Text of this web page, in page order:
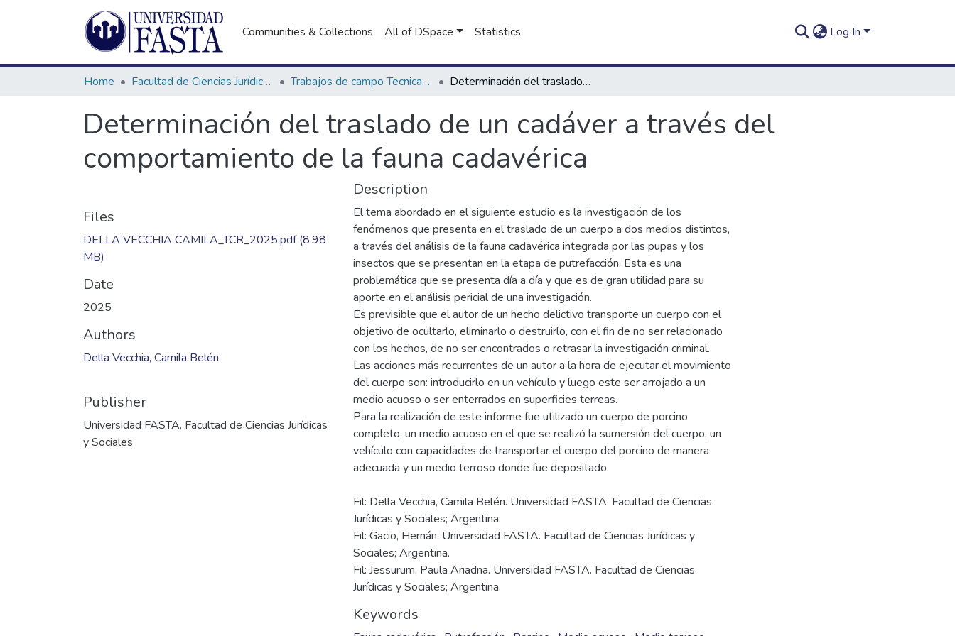
Communities & Collections All of DSpace Statistics Log In
Home Facultad de Ciencias Jurídicas y Sociales Trabajos de campo Tecnicatura en Criminalística Determinación del traslado de un cadáver a través del comportamiento de la fauna cadavérica
Determinación del traslado de un cadáver a través del
comportamiento de la fauna cadavérica
Files
DELLA VECCHIA CAMILA_TCR_2025.pdf(8.98
MB)
Date
2025
Authors
Della Vecchia, Camila Belén
Publisher
Universidad FASTA. Facultad de Ciencias Jurídicas
y Sociales
Description
El tema abordado en el siguiente estudio es la investigación de los
fenómenos que presenta en el traslado de un cuerpo a dos medios distintos,
a través del análisis de la fauna cadavérica integrada por las pupas y los
insectos que se presentan en la etapa de putrefacción. Esta es una
problemática que se presenta día a día y que es de gran utilidad para su
aporte en el análisis pericial de una investigación.
Es previsible que el autor de un hecho delictivo transporte un cuerpo con el
objetivo de ocultarlo, eliminarlo o destruirlo, con el fin de no ser relacionado
con los hechos, de no ser encontrados o retrasar la investigación criminal.
Las acciones más recurrentes de un autor a la hora de ejecutar el movimiento
del cuerpo son: introducirlo en un vehículo y luego este ser arrojado a un
medio acuoso o ser enterrados en superficies terreas.
Para la realización de este informe fue utilizado un cuerpo de porcino
completo, un medio acuoso en el que se realizó la sumersión del cuerpo, un
vehículo con capacidades de transportar el cuerpo del porcino de manera
Fil: Della Vecchia, Camila Belén. Universidad FASTA. Facultad de Ciencias
Jurídicas y Sociales; Argentina.
Fil: Gacio, Hernán. Universidad FASTA. Facultad de Ciencias Jurídicas y
Sociales; Argentina.
Fil: Jessurum, Paula Ariadna. Universidad FASTA. Facultad de Ciencias
Jurídicas y Sociales; Argentina.
Keywords